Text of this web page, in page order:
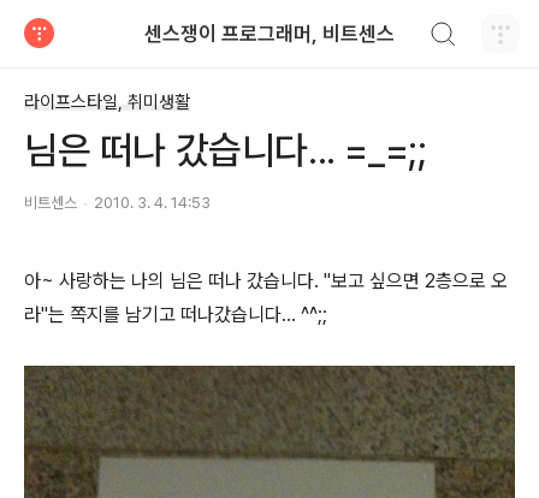
센스쟁이 프로그래머, 비트센스
라이프스타일, 취미생활
님은 떠나 갔습니다... =_=;;
비트센스 2010. 3. 4. 14:53
아~ 사랑하는 나의 님은 떠나 갔습니다. "보고 싶으면 2층으로 오
라"는 쪽지를 남기고 떠나갔습니다... ^^;;